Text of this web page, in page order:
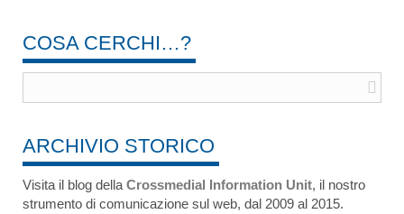
COSA CERCHI…?
ARCHIVIO STORICO
Visita il blog della Crossmedial Information Unit, il nostro
strumento di comunicazione sul web, dal 2009 al 2015.